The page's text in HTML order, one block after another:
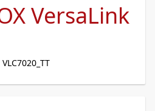
VersaLink
VLC7020_TT